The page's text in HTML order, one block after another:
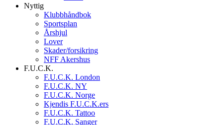
Nyttig
Klubbhåndbok
Sportsplan
Årshjul
Lover
Skader/forsikring
NFF Akershus
F.U.C.K.
F.U.C.K. London
F.U.C.K. NY
F.U.C.K. Norge
Kjendis F.U.C.K.ers
F.U.C.K. Tattoo
F.U.C.K. Sanger